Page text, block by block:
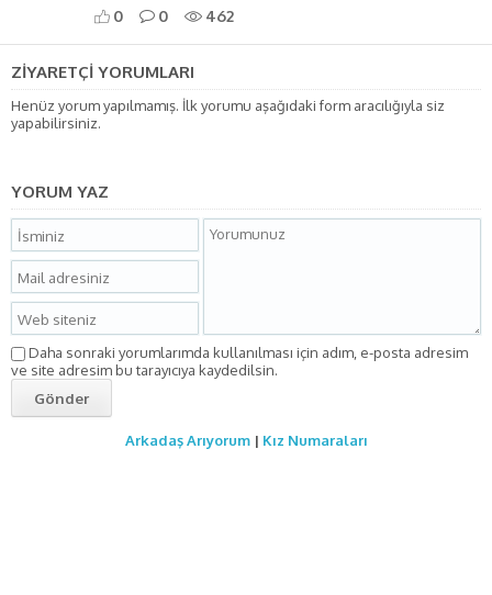
0 0 462
ZİYARETÇİ YORUMLARI
Henüz yorum yapılmamış. İlk yorumu aşağıdaki form aracılığıyla siz
yapabilirsiniz.
YORUM YAZ
Daha sonraki yorumlarımda kullanılması için adım, e-posta adresim
ve site adresim bu tarayıcıya kaydedilsin.
Arkadaş Arıyorum| Kız Numaraları